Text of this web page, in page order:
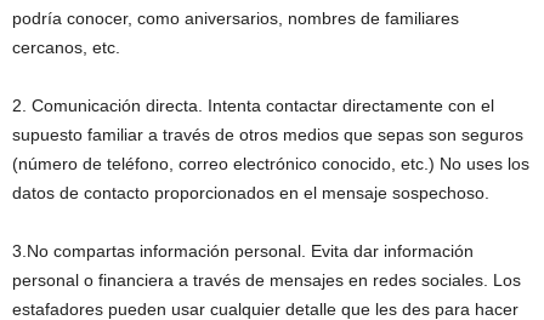
podría conocer, como aniversarios, nombres de familiares
cercanos, etc.
2. Comunicación directa. Intenta contactar directamente con el
supuesto familiar a través de otros medios que sepas son seguros
(número de teléfono, correo electrónico conocido, etc.) No uses los
datos de contacto proporcionados en el mensaje sospechoso.
3.No compartas información personal. Evita dar información
personal o financiera a través de mensajes en redes sociales. Los
estafadores pueden usar cualquier detalle que les des para hacer